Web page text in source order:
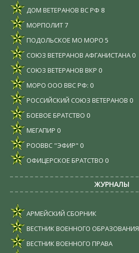
ДОМ ВЕТЕРАНОВ ВС РФ 8
МОРПОЛИТ7
ПОДОЛЬСКОЕ МО МОРО 5
СОЮЗ ВЕТЕРАНОВ АФГАНИСТАНА 0
СОЮЗ ВЕТЕРАНОВ ВКР 0
МОРО ООО ВВС РФ: 0
РОССИЙСКИЙ СОЮЗ ВЕТЕРАНОВ 0
БОЕВОЕ БРАТСТВО 0
МЕГАПИР 0
РООВВС "ЭФИР" 0
ОФИЦЕРСКОЕ БРАТСТВО 0
ЖУРНАЛЫ
АРМЕЙСКИЙ СБОРНИК
ВЕСТНИК ВОЕННОГО ОБРАЗОВАНИЯ
ВЕСТНИК ВОЕННОГО ПРАВА